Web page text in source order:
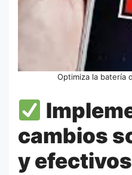
Optimiza la batería
cambios
y efectivos